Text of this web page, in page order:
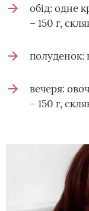
обід: одне
– 150 г,
полуденок:
вечеря:
– 150 г,